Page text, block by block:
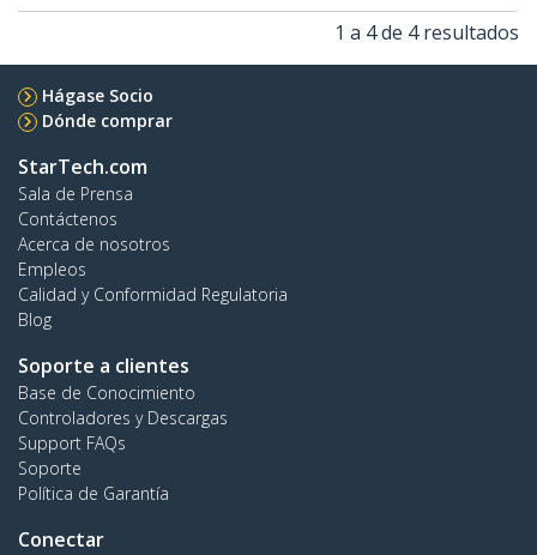
1 a 4 de 4 resultados
Hágase Socio
Dónde comprar
StarTech.com
Sala de Prensa
Contáctenos
Acerca de nosotros
Empleos
Calidad y Conformidad Regulatoria
Blog
Soporte a clientes
Base de Conocimiento
Controladores y Descargas
Support FAQs
Soporte
Política de Garantía
Conectar